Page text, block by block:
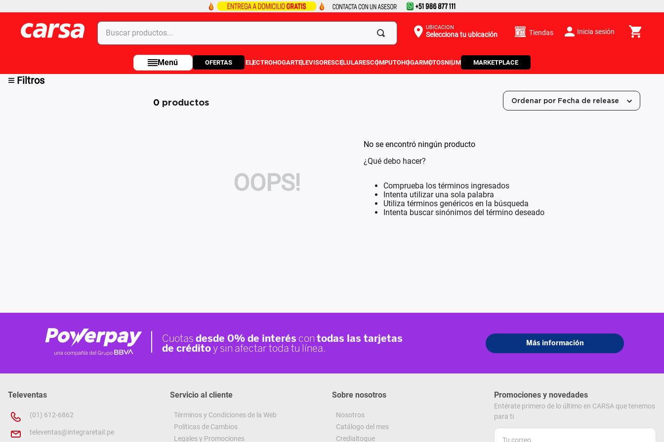
Buscar productos... UBICACIÓN
Selecciona tu ubicación Tiendas Inicia sesión
OFERTAS ELECTROHOGARTELEVISORESCELULARESCOMPUTOHOGARMOTOSNIUM MARKETPLACE
≡ Filtros
0 productos Ordenar por Fecha de release
OOPS!
No se encontró ningún producto
¿Qué debo hacer?
Comprueba los términos ingresados
Intenta utilizar una sola palabra
Utiliza términos genéricos en la búsqueda
Intenta buscar sinónimos del término deseado
Televentas
(01) 612-6862
televentas@integraretail.pe
Servicio al cliente
Términos y Condiciones de la Web
Políticas de Cambios
Legales y Promociones
Sobre nosotros
Nosotros
Catálogo del mes
Credialtoque
Promociones y novedades
Entérate primero de lo último en CARSA que tenemos
para ti
Términos más buscados
1.